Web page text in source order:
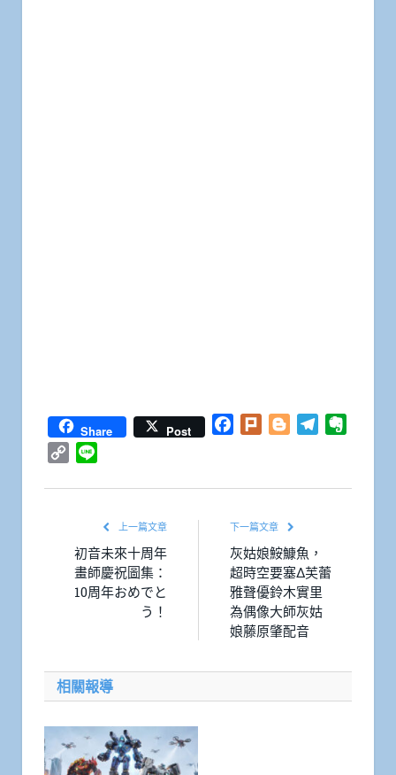
Share Post Facebook
Plurk BloggerTelegram
Copy
上一篇文章
初音未來十周年
畫師慶祝圖集：
10周年おめでと
う！
下一篇文章
灰姑娘鮟鱇魚，
超時空要塞Δ芙蕾
雅聲優鈴木實里
為偶像大師灰姑
娘藤原肇配音
相關報導